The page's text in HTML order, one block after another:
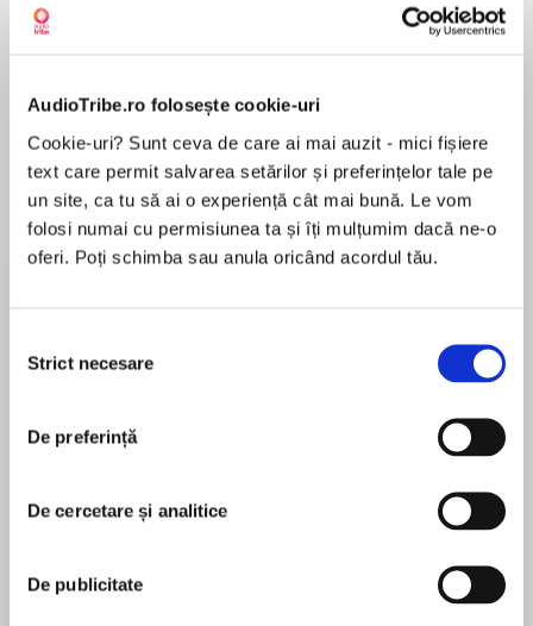
AudioTribe.ro folosește cookie-uri
Cookie-uri? Sunt ceva de care ai mai auzit - mici fișiere
text care permit salvarea setărilor și preferințelor tale pe
un site, ca tu să ai o experiență cât mai bună. Le vom
folosi numai cu permisiunea ta și îți mulțumim dacă ne-o
oferi. Poți schimba sau anula oricând acordul tău.
consimțământului
Strict necesare
De preferință
De cercetare și analitice
De publicitate
de...
Dani Francis
la...
Lauren Weisberger
Desprecarte
first book in an action-packed fantasy
Warriors and Guardians of Ga’Hoole series.
prophesied to either unite or destroy the five
herds of winged horses that live in Anok—fated
to become the most powerful Pegasus in all the
land.
În acest moment nu există recenzii
Jennifer Lynn Alvarez
Jennifer Lynn Alvarez received a degree in English